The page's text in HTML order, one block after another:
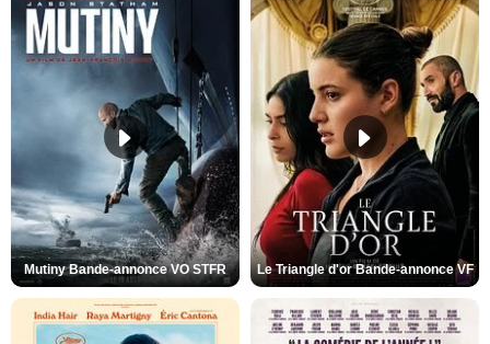
Mutiny Bande-annonce VO STFR Le Triangle d'or Bande-annonce VF